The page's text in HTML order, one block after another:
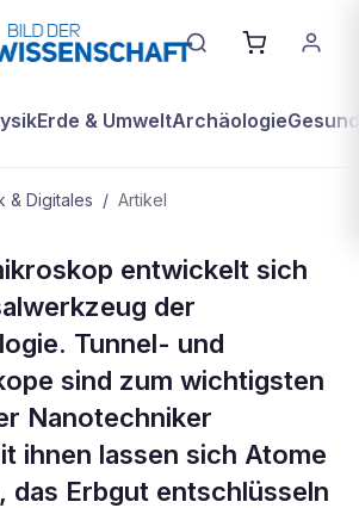
Erde & UmweltArchäologie
& Digitales / Artikel
entwickelt sich
der
Tunnel- und
sind zum wichtigsten
Nanotechniker
ihnen lassen sich Atome
das Erbgut entschlüsseln